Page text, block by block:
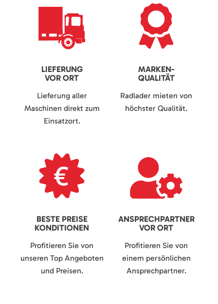
LIEFERUNG
VOR ORT
Lieferung aller
Maschinen direkt zum
Einsatzort.
MARKEN-
QUALITÄT
Radlader mieten von
höchster Qualität.
BESTE PREISE
KONDITIONEN
Profitieren Sie von
unseren Top Angeboten
und Preisen.
ANSPRECHPARTNER
VOR ORT
Profitieren Sie von
einem persönlichen
Ansprechpartner.